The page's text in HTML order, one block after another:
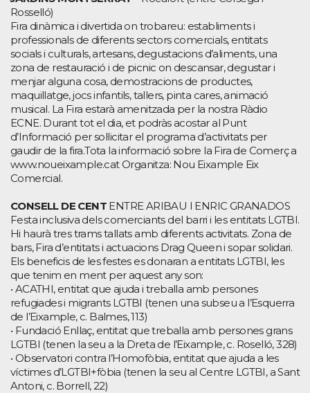
Rosselló)
Fira dinàmica i divertida on trobareu: establiments i
professionals de diferents sectors comercials, entitats
socials i culturals, artesans, degustacions d’aliments, una
zona de restauració i de picnic on descansar, degustar i
menjar alguna cosa, demostracions de productes,
maquillatge, jocs infantils, tallers, pinta cares, animació
musical. La Fira estarà amenitzada per la nostra Ràdio
ECNE. Durant tot el dia, et podràs acostar al Punt
d’Informació per sol·licitar el programa d’activitats per
gaudir de la fira.Tota la informació sobre la Fira de Comerç a
www.noueixample.cat Organitza: Nou Eixample Eix
Comercial.
CONSELL DE CENT ENTRE ARIBAU I ENRIC GRANADOS
Festa inclusiva dels comerciants del barri i les entitats LGTBI.
Hi haurà tres trams tallats amb diferents activitats. Zona de
bars, Fira d’entitats i actuacions Drag Queen i sopar solidari.
Els beneficis de les festes es donaran a entitats LGTBI, les
que tenim en ment per aquest any son:
• ACATHI, entitat que ajuda i treballa amb persones
refugiades i migrants LGTBI (tenen una subseu a l’Esquerra
de l’Eixample, c. Balmes, 113)
• Fundació Enllaç, entitat que treballa amb persones grans
LGTBI (tenen la seu a la Dreta de l’Eixample, c. Roselló, 328)
• Observatori contra l’Homofòbia, entitat que ajuda a les
víctimes d’LGTBI+fòbia (tenen la seu al Centre LGTBI, a Sant
Antoni, c. Borrell, 22)